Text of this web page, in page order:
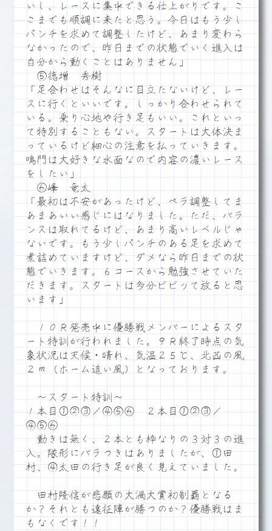
いし、レースに集中できる仕上がりです。こ
こまでも順調に来たと思う。今日はもう少し
パンチを求めて調整したけど、あまり変わら
なかったので、昨日までの状態でいく進入は
自分から動くことはありません」
⑤徳増 秀樹
「足合わせはそんなに目立たないけど、レー
スに行くといいです。しっかり合わせられて
いる。乗り心地や行き足もいい。これといっ
て特別することもない。スタートは大体決ま
っているけど細心の注意を払っていきます。
鳴門は大好きな水面なので内容の濃いレース
をしたい」
⑥峰 竜太
「最初は不安があったけど、ペラ調整してま
あまあいい感じにはなりました。ただ、バラ
ンスは取れてるけど、あまり高いレベルじゃ
ないです。もう少しパンチのある足を求めて
煮詰めていますけど、ダメなら昨日までの状
態でいきます。６コースから勉強させていた
だきます。スタートは多分ビビッて放ると思
います」
１０Ｒ発売中に優勝戦メンバーによるスタ
ート特訓が行われました。９Ｒ終了時点の気
象状況は天候・晴れ、気温２５℃、北西の風
２ｍ（ホーム追い風）となっております。
～スタート特訓～
１本目①②③／④⑤⑥ ２本目①②③／
④⑤⑥
動きは無く、２本とも枠なりの３対３の進
入。隊形にバラつきはありましたが、①田
村、④太田の行き足が良く見えていました。
田村隆信が悲願の大渦大賞初制覇となる
か？それとも遠征陣が勝つのか？優勝戦はま
もなくです！！